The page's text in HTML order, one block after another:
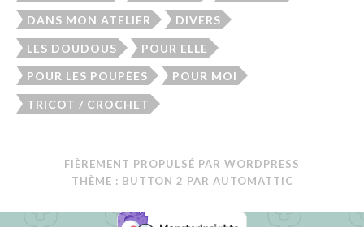
DANS MON ATELIER DIVERS
LES DOUDOUS POUR ELLE
POUR LES POUPÉES POUR MOI
TRICOT / CROCHET
FIÈREMENT PROPULSÉ PAR WORDPRESS
THÈME : BUTTON 2 PAR AUTOMATTIC